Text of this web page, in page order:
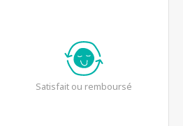
Satisfait ou remboursé